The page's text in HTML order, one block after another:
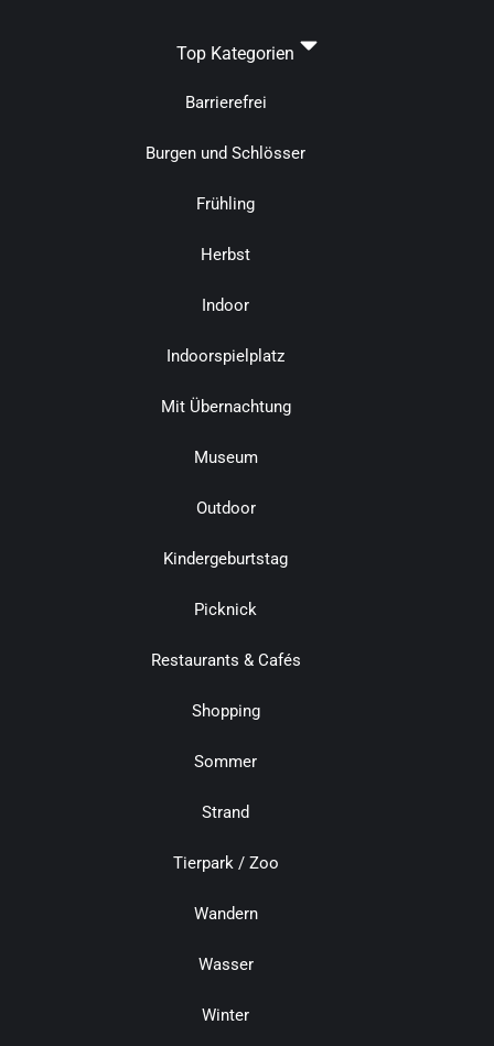
Top Kategorien
Barrierefrei
Burgen und Schlösser
Frühling
Herbst
Indoor
Indoorspielplatz
Mit Übernachtung
Museum
Outdoor
Kindergeburtstag
Picknick
Restaurants & Cafés
Shopping
Sommer
Strand
Tierpark / Zoo
Wandern
Wasser
Winter